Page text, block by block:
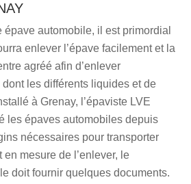
épave automobile, il est primordial
enlever l’épave facilement et la
agréé afin d’enlever
les différents liquides et de
à Grenay, l’épaviste LVE
les épaves automobiles depuis
nécessaires pour transporter
en mesure de l’enlever, le
doit fournir quelques documents.